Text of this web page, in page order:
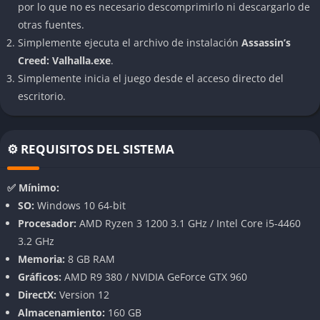
Noruega hasta las verdes y fértiles tierras de Inglaterra. Cada
aldea, cada ruina romana y cada río navegable se sienten
vivos, con detalles que evocan el espíritu nórdico en cada
piedra tallada y cada canto de batalla.
Esta ambientación no es un simple decorado, sino una
comunidad, destino y conquista que definía la época, mientras
una marca en un mundo dividido por la ambición.
Sistema de combate brutal y fluido
El combate de Valhalla abandona la ligereza de entregas
anteriores para adoptar un ritmo más pesado y táctico,
inspirado en la fuerza y ferocidad de los guerreros nórdicos.
Eivor puede blandir dos armas a la vez, empuñar escudos
dobles o desatar ataques devastadores con hachas, lanzas y
por lo que no es necesario descomprimirlo ni descargarlo de
otras fuentes.
Simplemente ejecuta el archivo de instalación Assassin’s
Creed: Valhalla.exe.
Simplemente inicia el juego desde el acceso directo del
escritorio.
⚙️ REQUISITOS DEL SISTEMA
✅ Mínimo:
SO: Windows 10 64-bit
Procesador: AMD Ryzen 3 1200 3.1 GHz / Intel Core i5-4460
3.2 GHz
Memoria: 8 GB RAM
Gráficos: AMD R9 380 / NVIDIA GeForce GTX 960
DirectX: Version 12
Almacenamiento: 160 GB